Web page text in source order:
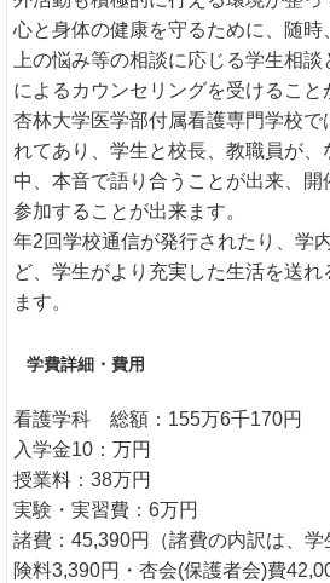
心と身体の健康を守るために、随時
上の悩み等の相談に応じる学生相談
によるカウンセリングを受けること
杏林大学医学部付属看護専門学校で
れてあり、学生と校長、教職員が、
中、本音で語り合うことが出来、
参加することが出来ます。
年2回学校通信が発行されたり、学
ど、学生がより充実した生活を送
ます。
学費詳細・費用
看護学科 総額：155万6千170円
入学金10：万円
授業料：38万円
実験・実習費：6万円
諸費：45,390円（諸費の内訳は、
険料3,390円・杏会(保護者会)費